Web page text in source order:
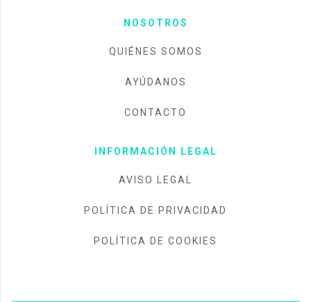
NOSOTROS
QUIÉNES SOMOS
AYÚDANOS
CONTACTO
INFORMACIÓN LEGAL
AVISO LEGAL
POLÍTICA DE PRIVACIDAD
POLÍTICA DE COOKIES